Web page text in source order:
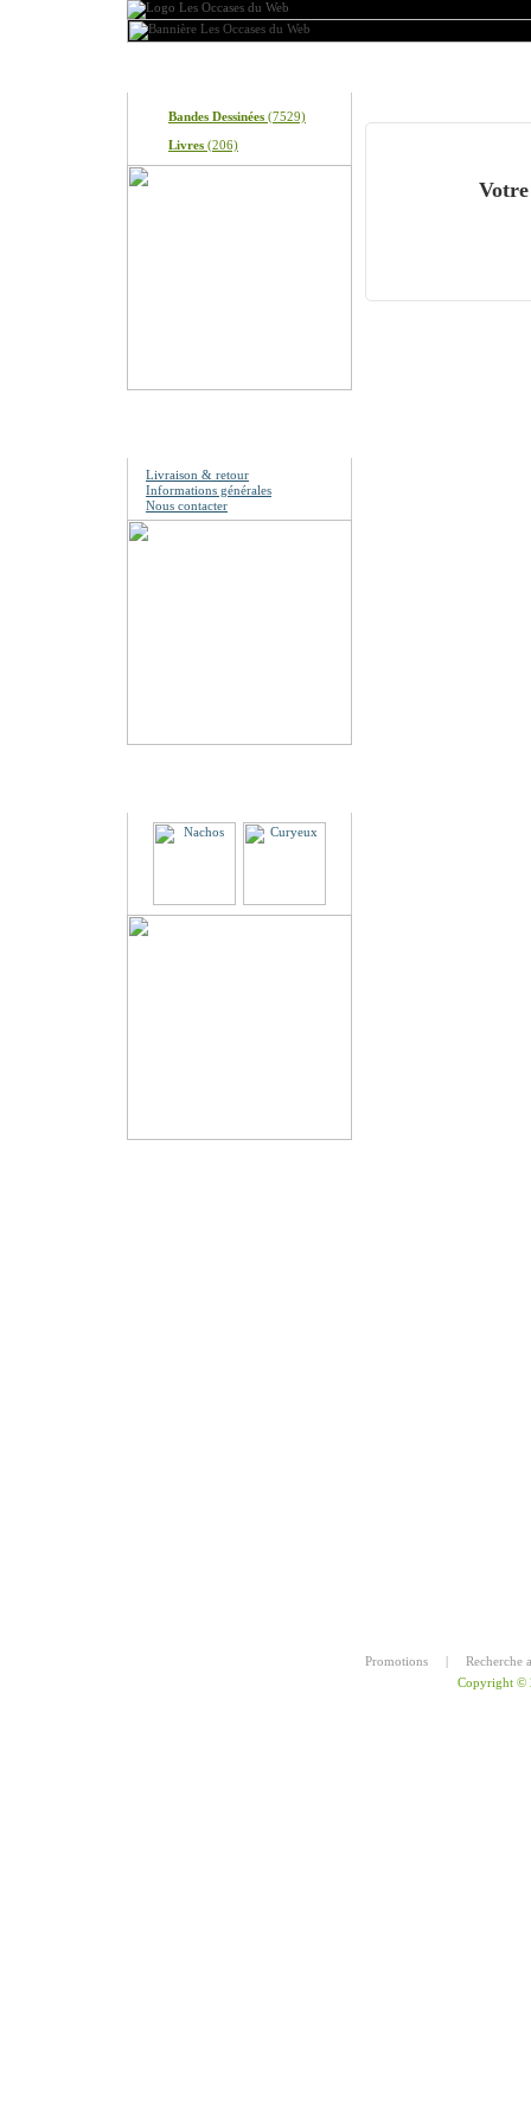
Bandes Dessinées (7529)
Livres (206)
Livraison & retour
Informations générales
Nous contacter
Promotions |
Recherche
Copyright ©